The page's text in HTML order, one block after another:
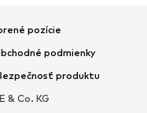
pozície
podmienky
produktu
& Co. KG